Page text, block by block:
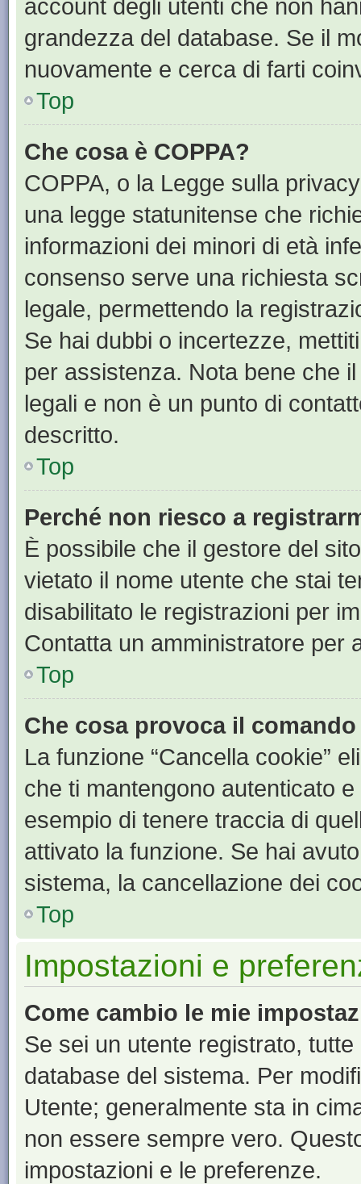
account degli utenti che non
grandezza del database. Se il
nuovamente e cerca di farti
Top
Che cosa è COPPA?
COPPA, o la Legge sulla
una legge statunitense che
informazioni dei minori di età
consenso serve una richiesta
legale, permettendo la
Se hai dubbi o incertezze,
per assistenza. Nota bene che
legali e non è un punto di
descritto.
Top
Perché non riesco a
È possibile che il gestore del
vietato il nome utente che stai
disabilitato le registrazioni per
Contatta un amministratore per
Top
Che cosa provoca il
La funzione “Cancella cookie”
che ti mantengono autenticato
esempio di tenere traccia di
attivato la funzione. Se hai
sistema, la cancellazione dei
Top
Impostazioni e
Come cambio le mie
Se sei un utente registrato,
database del sistema. Per
Utente; generalmente sta in
non essere sempre vero.
impostazioni e le preferenze.